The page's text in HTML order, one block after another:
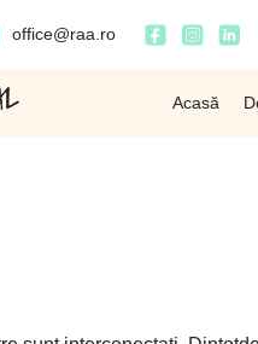
office@raa.ro
Acasă